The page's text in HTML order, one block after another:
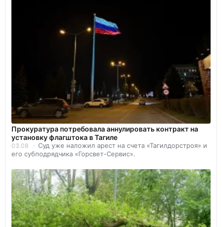
Прокуратура потребовала аннулировать контракт на
установку флагштока в Тагиле
03.08
Суд уже наложил арест на счета «Тагилдорстроя» и
его субподрядчика «Горсвет-Сервис».